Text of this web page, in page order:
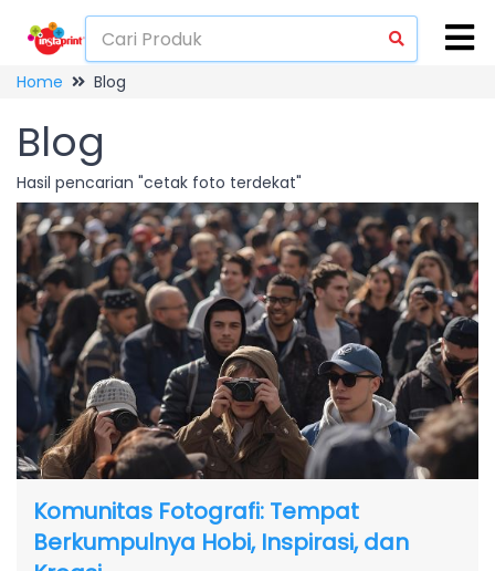
Home Blog
Blog
Hasil pencarian "cetak foto terdekat"
Komunitas Fotografi: Tempat
Berkumpulnya Hobi, Inspirasi, dan